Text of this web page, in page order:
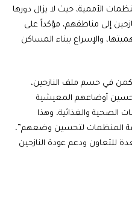
الأممية، حيث لا يزال دورها
إلى مناطقهم، مؤكداً على
والإسراع ببناء المساكن
تكمن في حسم ملف النازحين،
أوضاعهم المعيشية
الصحية والغذائية، وهذا
المنظمات لتحسين وضعهم”،
للتعاون ودعم عودة النازحين